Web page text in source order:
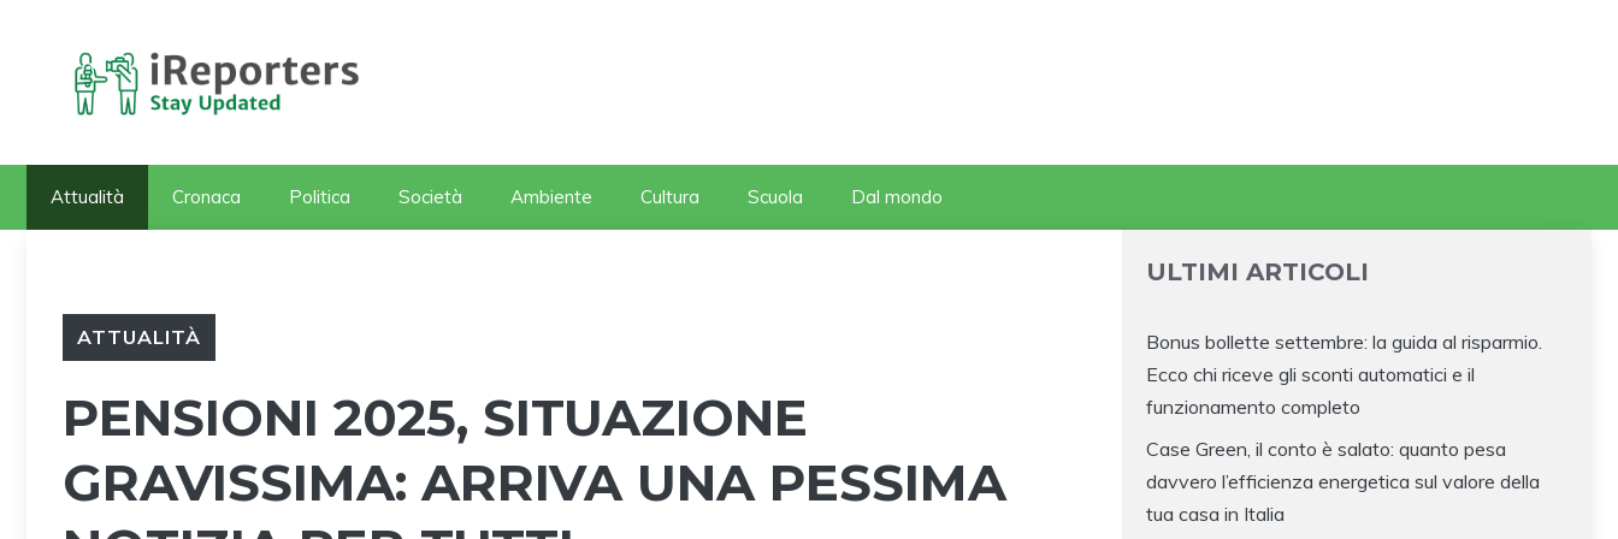
contenuto
Attualità Cronaca Politica Società Ambiente Cultura Scuola Dal mondo
ATTUALITÀ
PENSIONI 2025, SITUAZIONE
GRAVISSIMA: ARRIVA UNA PESSIMA
ULTIMI ARTICOLI
Bonus bollette settembre: la guida al risparmio.
Ecco chi riceve gli sconti automatici e il
funzionamento completo
Case Green, il conto è salato: quanto pesa
davvero l’efficienza energetica sul valore della
tua casa in Italia